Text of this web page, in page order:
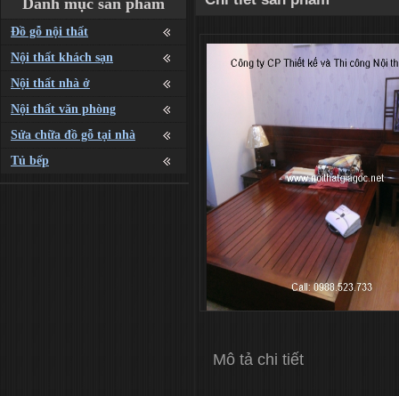
Danh mục sản phẩm
Đồ gỗ nội thất
Nội thất khách sạn
Nội thất nhà ở
Nội thất văn phòng
Sửa chữa đồ gỗ tại nhà
Tủ bếp
Mô tả chi tiết